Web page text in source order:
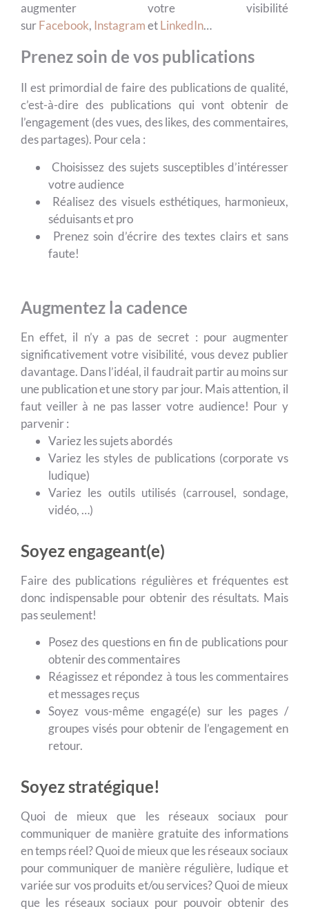
augmenter votre visibilité
surFacebook, InstagrametLinkedIn…
Prenez soin de vos publications
Il est primordial de faire des publications de qualité,
c’est-à-dire des publications qui vont obtenir de
l’engagement (des vues, des likes, des commentaires,
des partages). Pour cela :
Choisissez des sujets susceptibles d’intéresser
votre audience
Réalisez des visuels esthétiques, harmonieux,
séduisants et pro
Prenez soin d’écrire des textes clairs et sans
faute!
Augmentez la cadence
En effet, il n’y a pas de secret : pour augmenter
significativement votre visibilité, vous devez publier
davantage. Dans l’idéal, il faudrait partir au moins sur
une publication et une story par jour. Mais attention, il
faut veiller à ne pas lasser votre audience! Pour y
parvenir :
Variez les sujets abordés
Variez les styles de publications (corporate vs
ludique)
Variez les outils utilisés (carrousel, sondage,
vidéo, …)
Soyez engageant(e)
Faire des publications régulières et fréquentes est
donc indispensable pour obtenir des résultats. Mais
pas seulement!
Posez des questions en fin de publications pour
obtenir des commentaires
Réagissez et répondez à tous les commentaires
et messages reçus
Soyez vous-même engagé(e) sur les pages /
groupes visés pour obtenir de l’engagement en
retour.
Soyez stratégique!
Quoi de mieux que les réseaux sociaux pour
communiquer de manière gratuite des informations
en temps réel? Quoi de mieux que les réseaux sociaux
pour communiquer de manière régulière, ludique et
variée sur vos produits et/ou services? Quoi de mieux
que les réseaux sociaux pour pouvoir obtenir des